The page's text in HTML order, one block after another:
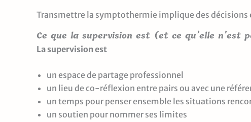
Transmettre la symptothermie implique des
Ce que la supervision est (et ce qu’elle n’est
La supervision est
un espace de partage professionnel
un lieu de co-réflexion entre pairs ou avec une
un temps pour penser ensemble les situations
un soutien pour nommer ses limites